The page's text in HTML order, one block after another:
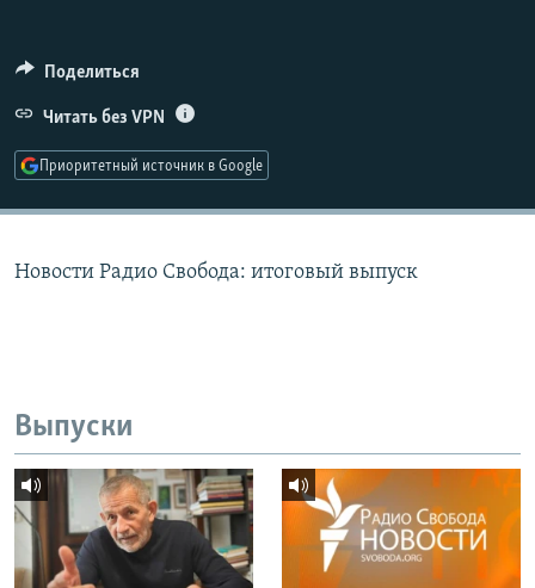
ПОДПИШИТЕСЬ НА РАССЫЛКУ
СОЦИАЛЬНЫЕ СЕТИ
Поделиться
Читать без VPN
Приоритетный источник в Google
Новости Радио Свобода: итоговый выпуск
Выпуски